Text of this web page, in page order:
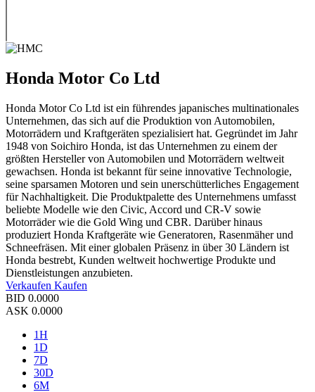
Honda Motor Co Ltd
Honda Motor Co Ltd ist ein führendes japanisches multinationales
Unternehmen, das sich auf die Produktion von Automobilen,
Motorrädern und Kraftgeräten spezialisiert hat. Gegründet im Jahr
1948 von Soichiro Honda, ist das Unternehmen zu einem der
größten Hersteller von Automobilen und Motorrädern weltweit
gewachsen. Honda ist bekannt für seine innovative Technologie,
seine sparsamen Motoren und sein unerschütterliches Engagement
für Nachhaltigkeit. Die Produktpalette des Unternehmens umfasst
beliebte Modelle wie den Civic, Accord und CR-V sowie
Motorräder wie die Gold Wing und CBR. Darüber hinaus
produziert Honda Kraftgeräte wie Generatoren, Rasenmäher und
Schneefräsen. Mit einer globalen Präsenz in über 30 Ländern ist
Honda bestrebt, Kunden weltweit hochwertige Produkte und
Dienstleistungen anzubieten.
Verkaufen Kaufen
BID 0.0000
ASK 0.0000
1H
1D
7D
30D
6M